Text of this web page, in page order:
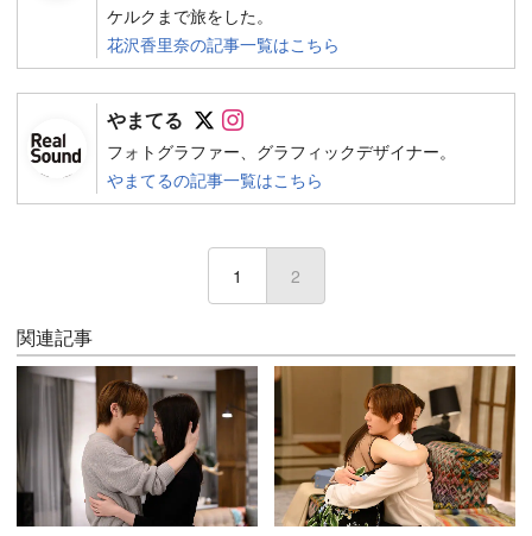
ケルクまで旅をした。
花沢香里奈の記事一覧はこちら
やまてる Follow on SNS
フォトグラファー、グラフィックデザイナー。
やまてるの記事一覧はこちら
1 2
関連記事